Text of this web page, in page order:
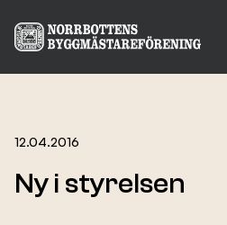
Om oss
12.04.2016
Ny i styrelsen